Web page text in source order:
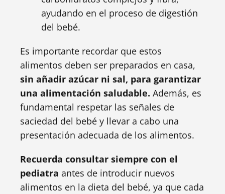
ayudando en el proceso de digestión
del bebé.
Es importante recordar que estos
alimentos deben ser preparados en casa,
sin añadir azúcar ni sal, para garantizar
una alimentación saludable. Además, es
fundamental respetar las señales de
saciedad del bebé y llevar a cabo una
presentación adecuada de los alimentos.
Recuerda consultar siempre con el
pediatra antes de introducir nuevos
alimentos en la dieta del bebé, ya que cada